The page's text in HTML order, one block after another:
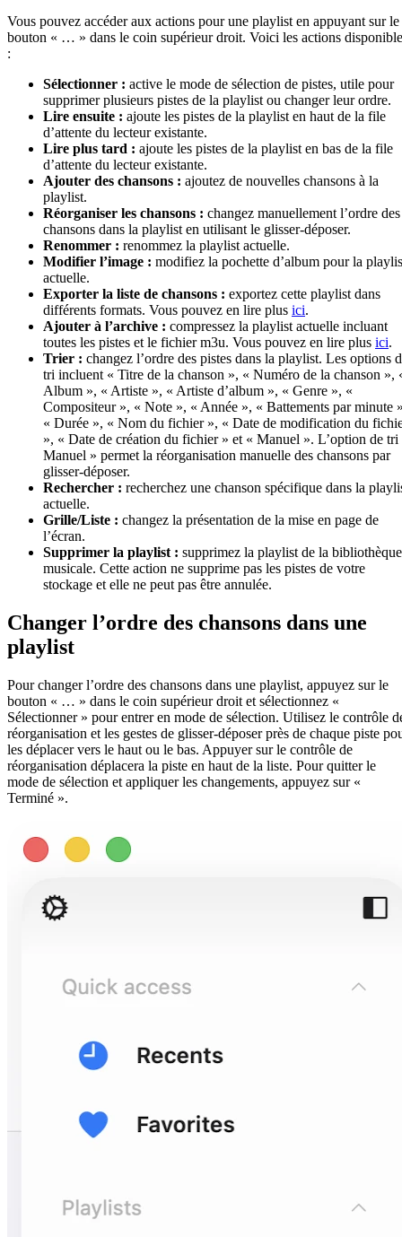
Vous pouvez accéder aux actions pour une playlist en appuyant sur le
bouton « … » dans le coin supérieur droit. Voici les actions
:
Sélectionner : active le mode de sélection de pistes, utile pour
supprimer plusieurs pistes de la playlist ou changer leur ordre.
Lire ensuite : ajoute les pistes de la playlist en haut de la file
d’attente du lecteur existante.
Lire plus tard : ajoute les pistes de la playlist en bas de la file
d’attente du lecteur existante.
Ajouter des chansons : ajoutez de nouvelles chansons à la
playlist.
Réorganiser les chansons : changez manuellement l’ordre des
chansons dans la playlist en utilisant le glisser-déposer.
Renommer : renommez la playlist actuelle.
Modifier l’image : modifiez la pochette d’album pour la
actuelle.
Exporter la liste de chansons : exportez cette playlist dans
différents formats. Vous pouvez en lire plus ici.
Ajouter à l’archive : compressez la playlist actuelle incluant
toutes les pistes et le fichier m3u. Vous pouvez en lire plus ici.
Trier : changez l’ordre des pistes dans la playlist. Les options
tri incluent « Titre de la chanson », « Numéro de la chanson »,
Album », « Artiste », « Artiste d’album », « Genre », «
Compositeur », « Note », « Année », « Battements par minute
« Durée », « Nom du fichier », « Date de modification du
», « Date de création du fichier » et « Manuel ». L’option de tri
Manuel » permet la réorganisation manuelle des chansons par
glisser-déposer.
Rechercher : recherchez une chanson spécifique dans la
actuelle.
Grille/Liste : changez la présentation de la mise en page de
l’écran.
Supprimer la playlist : supprimez la playlist de la bibliothèque
musicale. Cette action ne supprime pas les pistes de votre
stockage et elle ne peut pas être annulée.
Changer l’ordre des chansons dans une
playlist
Pour changer l’ordre des chansons dans une playlist, appuyez sur le
bouton « … » dans le coin supérieur droit et sélectionnez «
Sélectionner » pour entrer en mode de sélection. Utilisez le contrôle
réorganisation et les gestes de glisser-déposer près de chaque piste
les déplacer vers le haut ou le bas. Appuyer sur le contrôle de
réorganisation déplacera la piste en haut de la liste. Pour quitter le
mode de sélection et appliquer les changements, appuyez sur «
Terminé ».